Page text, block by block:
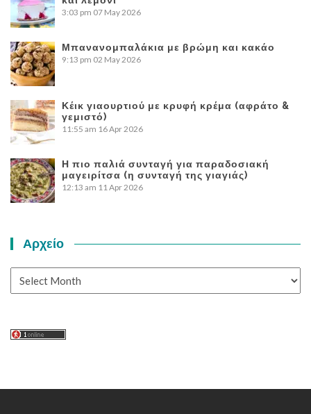
3:03 pm 07 May 2026
Μπανανομπαλάκια με βρώμη και κακάο
9:13 pm 02 May 2026
Κέικ γιαουρτιού με κρυφή κρέμα (αφράτο &
γεμιστό)
11:55 am 16 Apr 2026
Η πιο παλιά συνταγή για παραδοσιακή
μαγειρίτσα (η συνταγή της γιαγιάς)
12:13 am 11 Apr 2026
Αρχείο